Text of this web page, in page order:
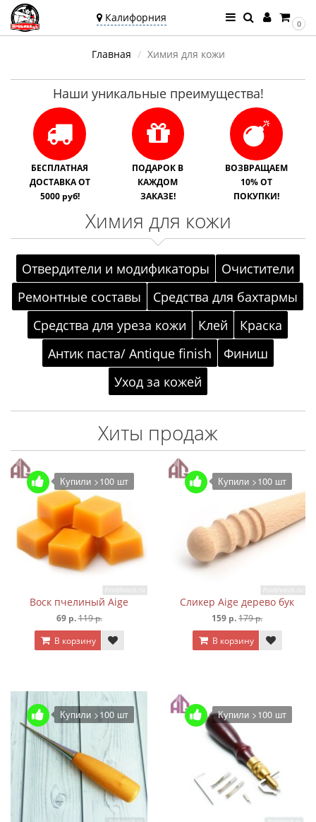
Калифорния
Калифорния
0
Главная Химия для кожи
Наши уникальные преимущества!
БЕСПЛАТНАЯ
ДОСТАВКА ОТ
5000 руб!
ПОДАРОК В
КАЖДОМ
ЗАКАЗЕ!
ВОЗВРАЩАЕМ
10% ОТ
ПОКУПКИ!
Химия для кожи
Отвердители и модификаторы
Очистители
Ремонтные составы
Средства для бахтармы
Средства для уреза кожи
Клей
Краска
Антик паста/ Antique finish
Финиш
Уход за кожей
Хиты продаж
Купили >100 шт
Воск пчелиный Aige
69 р.119 р.
В корзину
Купили >100 шт
Сликер Aige дерево бук
159 р.179 р.
В корзину
Купили >100 шт Купили >100 шт